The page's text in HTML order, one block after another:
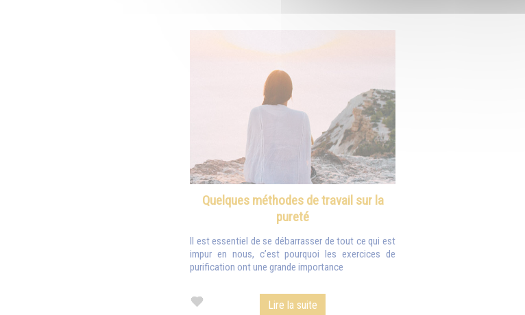
Quelques méthodes de travail sur la
pureté
II est essentiel de se débarrasser de tout ce qui est
impur en nous, c’est pourquoi les exercices de
purification ont une grande importance
Lire la suite